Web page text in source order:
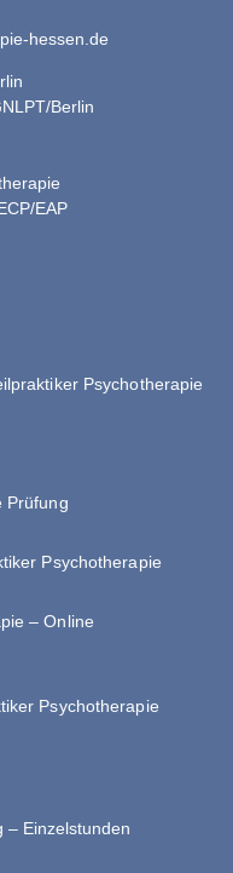
hessen.de
Berlin
EAP
Psychotherapie
Prüfung
Psychotherapie
– Online
Psychotherapie
– Einzelstunden